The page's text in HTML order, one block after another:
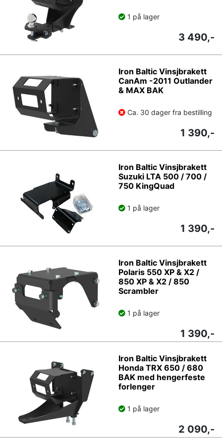
1 på lager
3 490,-
Iron Baltic Vinsjbrakett
CanAm -2011 Outlander
& MAX BAK
Ca. 30 dager fra bestilling
1 390,-
Iron Baltic Vinsjbrakett
Suzuki LTA 500 / 700 /
750 KingQuad
1 på lager
1 390,-
Iron Baltic Vinsjbrakett
Polaris 550 XP & X2 /
850 XP & X2 / 850
Scrambler
1 på lager
1 390,-
Iron Baltic Vinsjbrakett
Honda TRX 650 / 680
BAK med hengerfeste
forlenger
1 på lager
2 090,-